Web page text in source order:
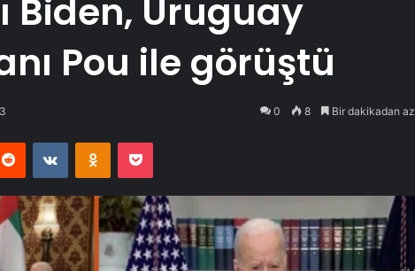
Biden, Uruguay
Pou ile görüştü
0 8 Bir dakikadan az
Reddit VKontakteOdnoklassniki
Pocket